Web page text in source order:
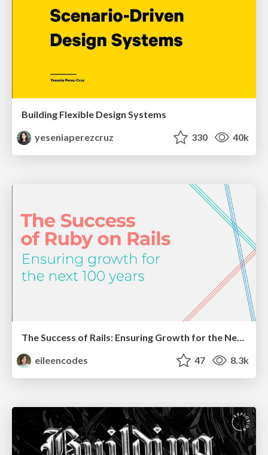
Building Flexible Design Systems
yeseniaperezcruz
330 40k
The Success of Rails: Ensuring Growth for the Next 100 Years
eileencodes
47 8.3k